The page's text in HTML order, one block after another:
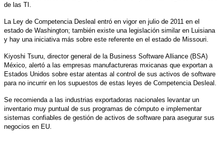
de las TI.
La Ley de Competencia Desleal entró en vigor en julio de 2011 en el
estado de Washington; también existe una legislación similar en Luisiana
y hay una iniciativa más sobre este referente en el estado de Missouri.
Kiyoshi Tsuru, director general de la Business Software Alliance (BSA)
México, alertó a las empresas manufactureras mxicanas que exportan a
Estados Unidos sobre estar atentas al control de sus activos de software
para no incurrir en los supuestos de estas leyes de Competencia Desleal.
Se recomienda a las industrias exportadoras nacionales levantar un
inventario muy puntual de sus programas de cómputo e implementar
sistemas confiables de gestión de activos de software para asegurar sus
negocios en EU.